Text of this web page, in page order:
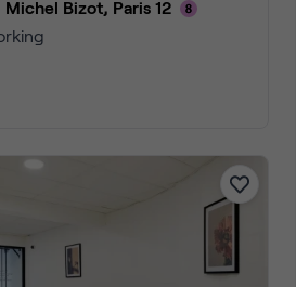
Michel Bizot, Paris 12